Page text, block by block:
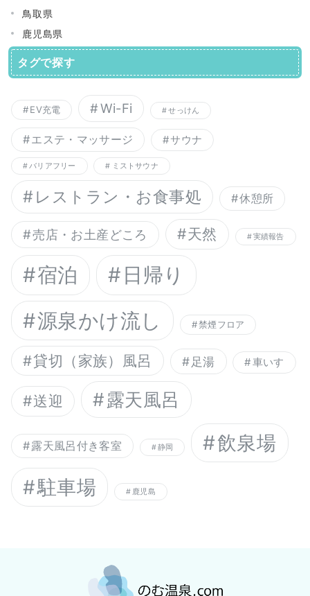
鳥取県
鹿児島県
タグで探す
EV充電 Wi-Fi せっけん
エステ・マッサージ サウナ
バリアフリー ミストサウナ
レストラン・お食事処 休憩所
売店・お土産どころ 天然 実績報告
宿泊
日帰り
源泉かけ流し
禁煙フロア
貸切（家族）風呂 足湯 車いす
送迎 露天風呂
露天風呂付き客室 静岡
飲泉場
駐車場
鹿児島